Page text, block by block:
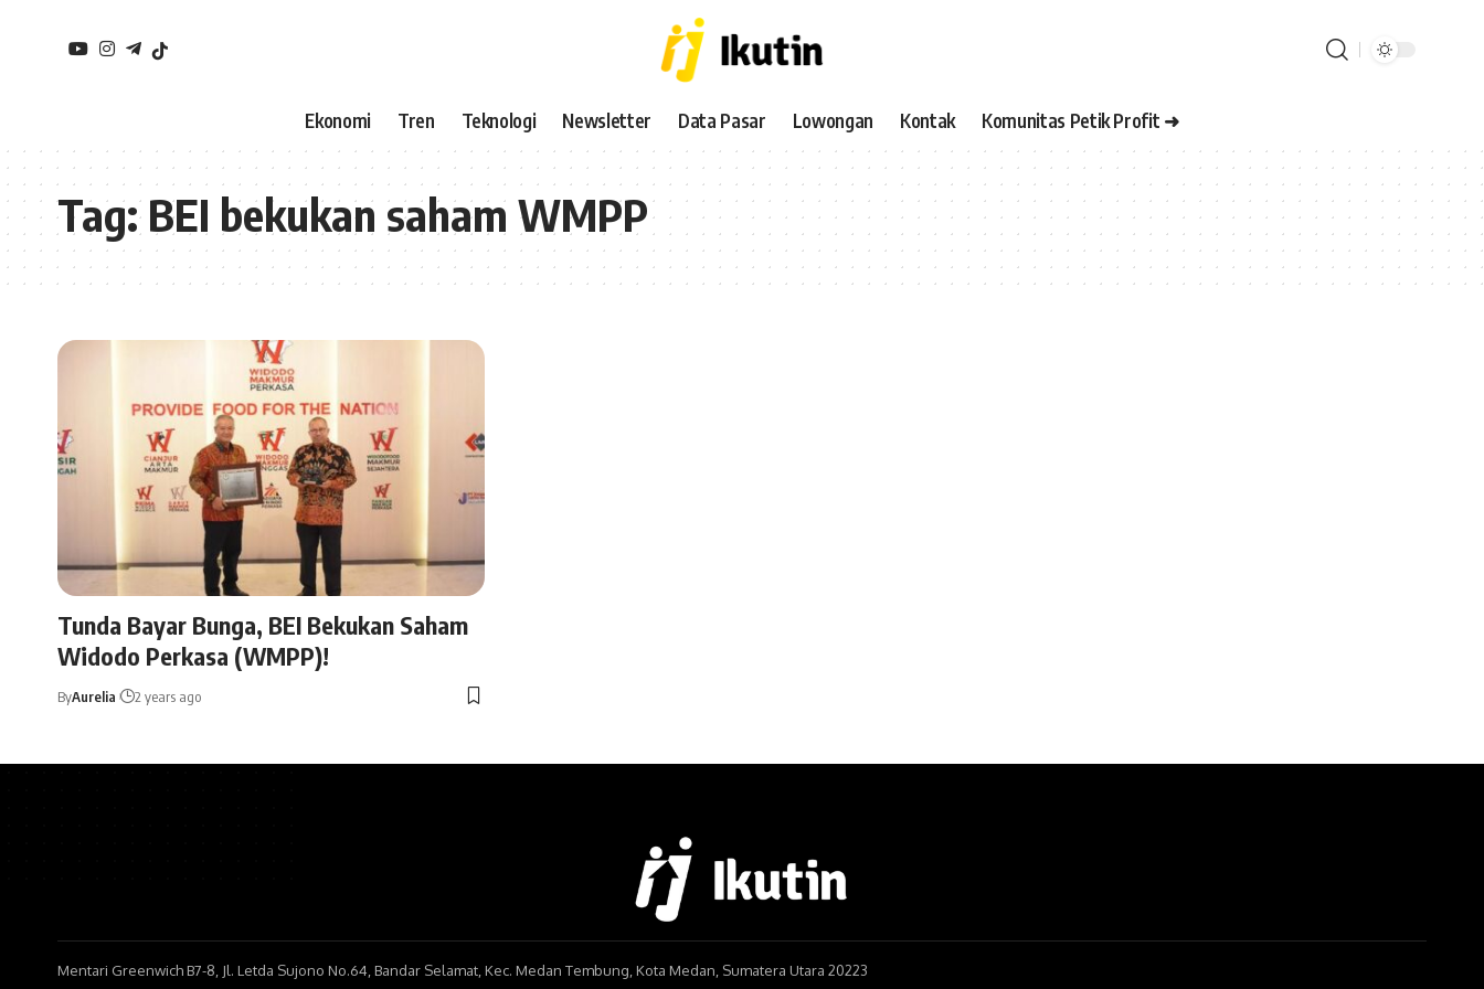
Ekonomi Tren Teknologi Newsletter Data Pasar Lowongan Kontak Komunitas Petik Profit ➜
Tag:BEI bekukan saham WMPP
Tunda Bayar Bunga, BEI Bekukan Saham
Widodo Perkasa (WMPP)!
ByAurelia 2 years ago
Mentari Greenwich B7-8, Jl. Letda Sujono No.64, Bandar Selamat, Kec. Medan Tembung, Kota Medan, Sumatera Utara 20223